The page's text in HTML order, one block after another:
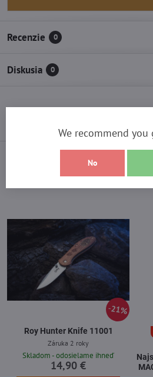
Recenzie 0
Diskusia 0
Vyberte si z
produktov
21%
Roy Hunter Knife 11001
Záruka 2 roky
Skladom - odosielame ihneď
14,90 €
We recommend you
No